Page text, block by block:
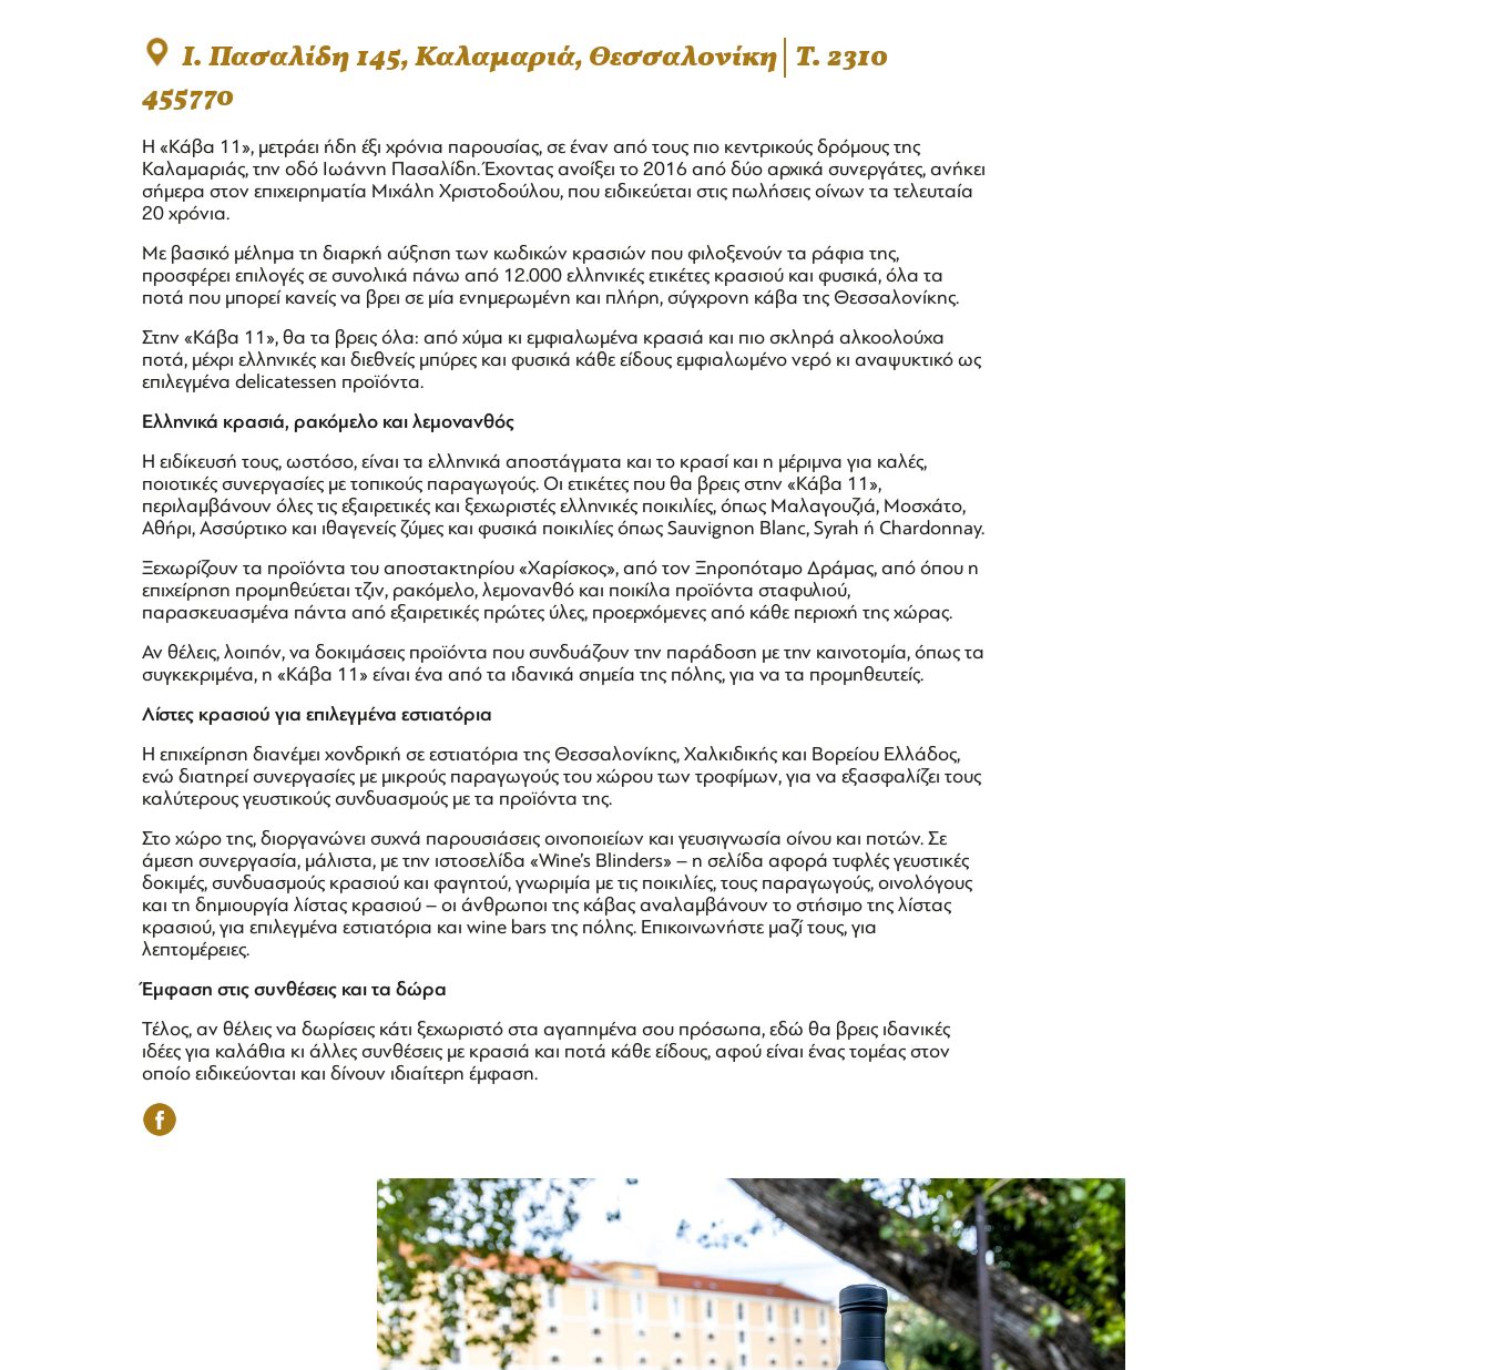
Ι. Πασαλίδη 145, Καλαμαριά, Θεσσαλονίκη T. 2310
455770
Η «Κάβα 11», μετράει ήδη έξι χρόνια παρουσίας, σε έναν από τους πιο κεντρικούς δρόμους της
Καλαμαριάς, την οδό Ιωάννη Πασαλίδη. Έχοντας ανοίξει το 2016 από δύο αρχικά συνεργάτες, ανήκει
σήμερα στον επιχειρηματία Μιχάλη Χριστοδούλου, που ειδικεύεται στις πωλήσεις οίνων τα τελευταία
20 χρόνια.
Με βασικό μέλημα τη διαρκή αύξηση των κωδικών κρασιών που φιλοξενούν τα ράφια της,
προσφέρει επιλογές σε συνολικά πάνω από 12.000 ελληνικές ετικέτες κρασιού και φυσικά, όλα τα
ποτά που μπορεί κανείς να βρει σε μία ενημερωμένη και πλήρη, σύγχρονη κάβα της Θεσσαλονίκης.
Στην «Κάβα 11», θα τα βρεις όλα: από χύμα κι εμφιαλωμένα κρασιά και πιο σκληρά αλκοολούχα
ποτά, μέχρι ελληνικές και διεθνείς μπύρες και φυσικά κάθε είδους εμφιαλωμένο νερό κι αναψυκτικό ως
επιλεγμένα delicatessen προϊόντα.
Ελληνικά κρασιά, ρακόμελο και λεμονανθός
Η ειδίκευσή τους, ωστόσο, είναι τα ελληνικά αποστάγματα και το κρασί και η μέριμνα για καλές,
ποιοτικές συνεργασίες με τοπικούς παραγωγούς. Οι ετικέτες που θα βρεις στην «Κάβα 11»,
περιλαμβάνουν όλες τις εξαιρετικές και ξεχωριστές ελληνικές ποικιλίες, όπως Μαλαγουζιά, Μοσχάτο,
Αθήρι, Ασσύρτικο και ιθαγενείς ζύμες και φυσικά ποικιλίες όπως Sauvignon Blanc, Syrah ή Chardonnay.
Ξεχωρίζουν τα προϊόντα του αποστακτηρίου «Χαρίσκος», από τον Ξηροπόταμο Δράμας, από όπου η
επιχείρηση προμηθεύεται τζιν, ρακόμελο, λεμονανθό και ποικίλα προϊόντα σταφυλιού,
παρασκευασμένα πάντα από εξαιρετικές πρώτες ύλες, προερχόμενες από κάθε περιοχή της χώρας.
Αν θέλεις, λοιπόν, να δοκιμάσεις προϊόντα που συνδυάζουν την παράδοση με την καινοτομία, όπως τα
συγκεκριμένα, η «Κάβα 11» είναι ένα από τα ιδανικά σημεία της πόλης, για να τα προμηθευτείς.
Λίστες κρασιού για επιλεγμένα εστιατόρια
Η επιχείρηση διανέμει χονδρική σε εστιατόρια της Θεσσαλονίκης, Χαλκιδικής και Βορείου Ελλάδος,
ενώ διατηρεί συνεργασίες με μικρούς παραγωγούς του χώρου των τροφίμων, για να εξασφαλίζει τους
καλύτερους γευστικούς συνδυασμούς με τα προϊόντα της.
Στο χώρο της, διοργανώνει συχνά παρουσιάσεις οινοποιείων και γευσιγνωσία οίνου και ποτών. Σε
άμεση συνεργασία, μάλιστα, με την ιστοσελίδα «Wine’s Blinders» – η σελίδα αφορά τυφλές γευστικές
δοκιμές, συνδυασμούς κρασιού και φαγητού, γνωριμία με τις ποικιλίες, τους παραγωγούς, οινολόγους
και τη δημιουργία λίστας κρασιού – οι άνθρωποι της κάβας αναλαμβάνουν το στήσιμο της λίστας
κρασιού, για επιλεγμένα εστιατόρια και wine bars της πόλης. Επικοινωνήστε μαζί τους, για
λεπτομέρειες.
Έμφαση στις συνθέσεις και τα δώρα
Τέλος, αν θέλεις να δωρίσεις κάτι ξεχωριστό στα αγαπημένα σου πρόσωπα, εδώ θα βρεις ιδανικές
ιδέες για καλάθια κι άλλες συνθέσεις με κρασιά και ποτά κάθε είδους, αφού είναι ένας τομέας στον
οποίο ειδικεύονται και δίνουν ιδιαίτερη έμφαση.